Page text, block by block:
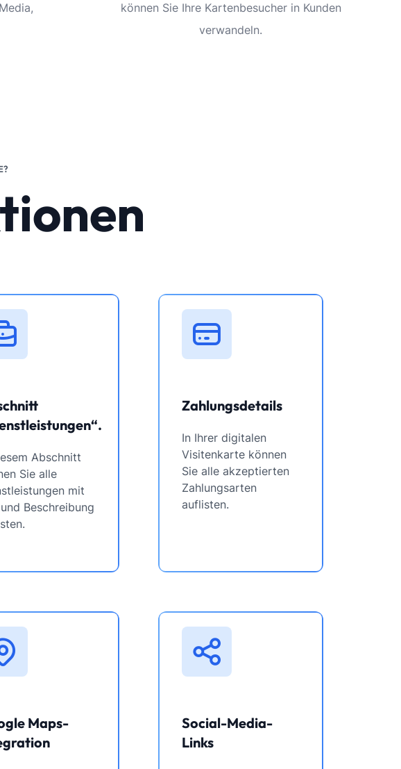
können Sie Ihre Kartenbesucher in Kunden
verwandeln.
Abschnitt
Sie alle
mit
Beschreibung
Zahlungsdetails
In Ihrer digitalen
Visitenkarte können
Sie alle akzeptierten
Zahlungsarten
auflisten.
Maps-
Social-Media-
Links